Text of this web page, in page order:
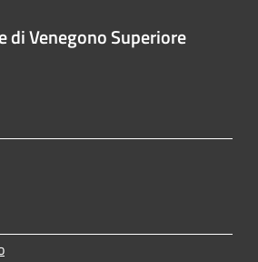
di Venegono Superiore